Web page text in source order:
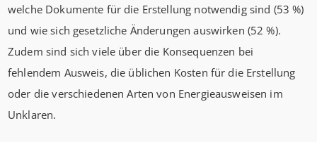
welche Dokumente für die Erstellung notwendig sind (53 %)
und wie sich gesetzliche Änderungen auswirken (52 %).
Zudem sind sich viele über die Konsequenzen bei
fehlendem Ausweis, die üblichen Kosten für die Erstellung
oder die verschiedenen Arten von Energieausweisen im
Unklaren.